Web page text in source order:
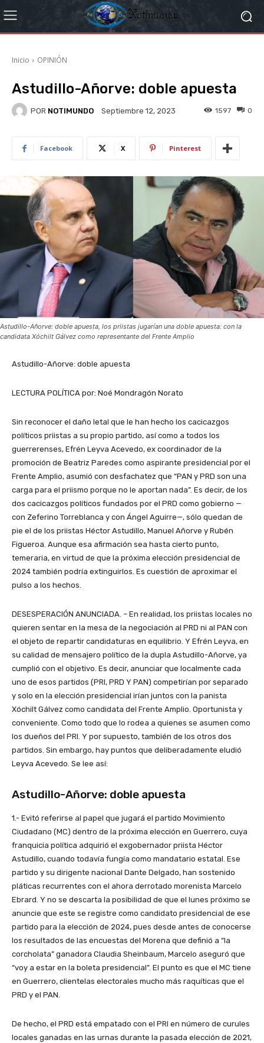
Inicio OPINIÓN
Astudillo-Añorve: doble apuesta
POR NOTIMUNDO Septiembre 12, 2023 0
1597
Facebook X Pinterest
Astudillo-Añorve: doble apuesta, los priistas jugarían una doble apuesta: con la
candidata Xóchilt Gálvez como representante del Frente Amplio
Astudillo-Añorve: doble apuesta
LECTURA POLÍTICA por: Noé Mondragón Norato
Sin reconocer el daño letal que le han hecho los cacicazgos
políticos priistas a su propio partido, así como a todos los
guerrerenses, Efrén Leyva Acevedo, ex coordinador de la
promoción de Beatriz Paredes como aspirante presidencial por el
Frente Amplio, asumió con desfachatez que “PAN y PRD son una
carga para el priismo porque no le aportan nada”. Es decir, de los
dos cacicazgos políticos fundados por el PRD como gobierno —
con Zeferino Torreblanca y con Ángel Aguirre—, sólo quedan de
pie el de los priistas Héctor Astudillo, Manuel Añorve y Rubén
Figueroa. Aunque esa afirmación sea hasta cierto punto,
temeraria, en virtud de que la próxima elección presidencial de
2024 también podría extinguirlos. Es cuestión de aproximar el
pulso a los hechos.
DESESPERACIÓN ANUNCIADA. – En realidad, los priistas locales no
quieren sentar en la mesa de la negociación al PRD ni al PAN con
el objeto de repartir candidaturas en equilibrio. Y Efrén Leyva, en
su calidad de mensajero político de la dupla Astudillo-Añorve, ya
cumplió con el objetivo. Es decir, anunciar que localmente cada
uno de esos partidos (PRI, PRD Y PAN) competirían por separado
y solo en la elección presidencial irían juntos con la panista
Xóchilt Gálvez como candidata del Frente Amplio. Oportunista y
conveniente. Como todo que lo rodea a quienes se asumen como
los dueños del PRI. Y por supuesto, también de los otros dos
partidos. Sin embargo, hay puntos que deliberadamente eludió
Leyva Acevedo. Se lee así:
Astudillo-Añorve: doble apuesta
1.- Evitó referirse al papel que jugará el partido Movimiento
Ciudadano (MC) dentro de la próxima elección en Guerrero, cuya
franquicia política adquirió el exgobernador priista Héctor
Astudillo, cuando todavía fungía como mandatario estatal. Ese
partido y su dirigente nacional Dante Delgado, han sostenido
pláticas recurrentes con el ahora derrotado morenista Marcelo
Ebrard. Y no se descarta la posibilidad de que el lunes próximo se
anuncie que este se registre como candidato presidencial de ese
partido para la elección de 2024, pues desde antes de conocerse
los resultados de las encuestas del Morena que definió a “la
corcholata” ganadora Claudia Sheinbaum, Marcelo aseguró que
“voy a estar en la boleta presidencial”. El punto es que el MC tiene
en Guerrero, clientelas electorales mucho más raquíticas que el
PRD y el PAN.
De hecho, el PRD está empatado con el PRI en número de curules
locales ganadas en las urnas durante la pasada elección de 2021,